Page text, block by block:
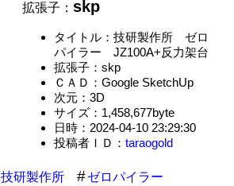
拡張子：skp
タイトル：技研製作所 ゼロ
パイラー JZ100A+反力架台
拡張子：skp
ＣＡＤ：Google SketchUp
次元：3D
サイズ：1,458,677byte
日時：2024-04-10 23:29:30
投稿者ＩＤ： taraogold
技研製作所
ゼロパイラー